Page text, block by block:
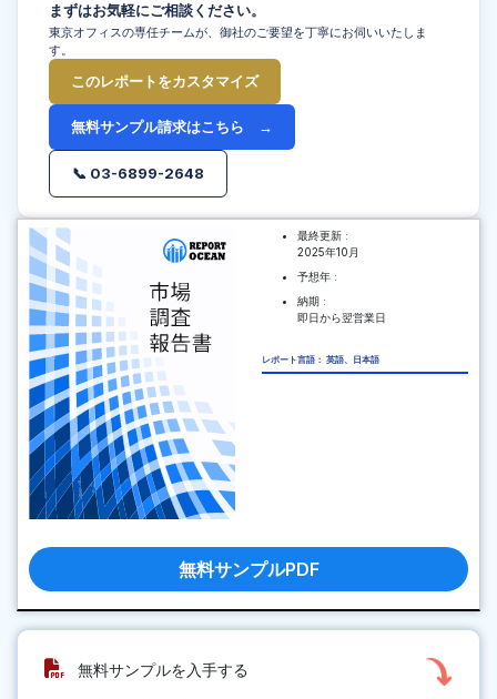
まずはお気軽にご相談ください。
東京オフィスの専任チームが、御社のご要望を丁寧にお伺いいたしま
す。
このレポートをカスタマイズ
無料サンプル請求はこちら →
📞 03-6899-2648
最終更新 :
2025年10月
予想年 :
納期 :
即日から翌営業日
レポート言語： 英語、日本語
無料サンプルPDF
無料サンプルを入手する